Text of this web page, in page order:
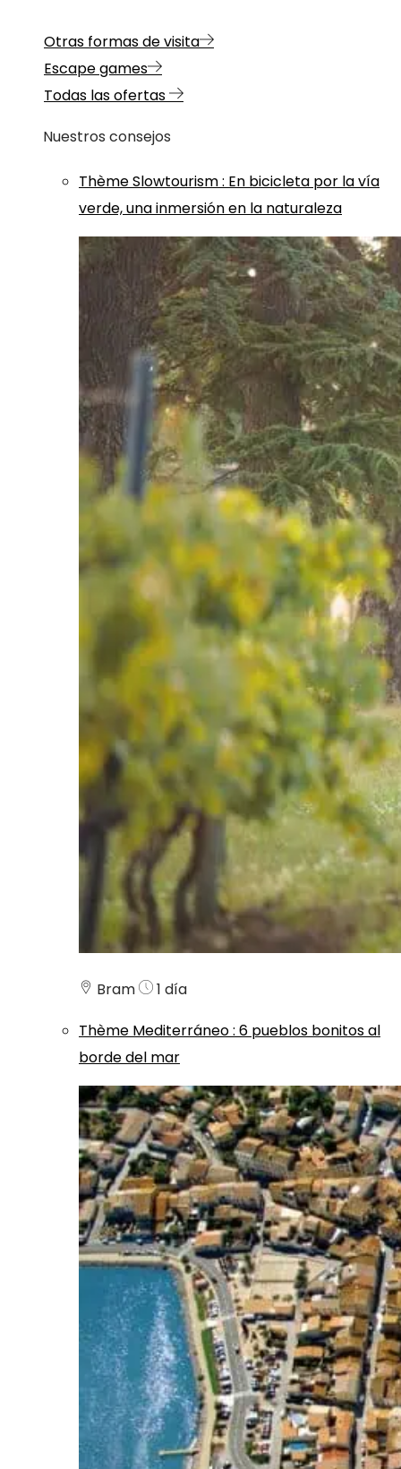
Otras formas de visita
Escape games
Todas las ofertas
Nuestros consejos
ThèmeSlowtourism: En bicicleta por la vía
verde, una inmersión en la naturaleza
Bram
1 día
Thème Mediterráneo: 6 pueblos bonitos al
borde del mar